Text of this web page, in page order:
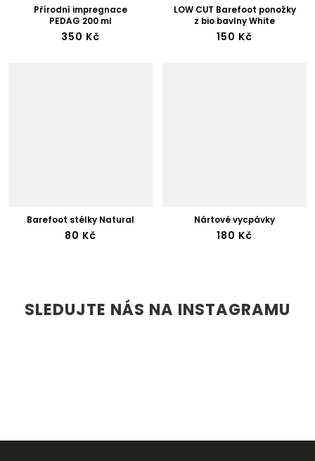
Přírodní impregnace
PEDAG 200 ml
350 Kč
LOW CUT Barefoot ponožky
z bio bavlny White
150 Kč
Barefoot stélky Natural
80 Kč
Nártové vycpávky
180 Kč
SLEDUJTE NÁS NA INSTAGRAMU